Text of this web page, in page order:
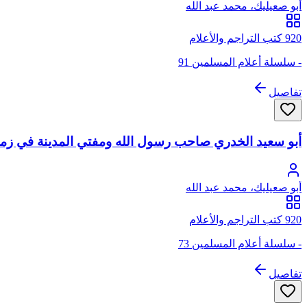
أبو صعيليك، محمد عبد الله
920 كتب التراجم والأعلام
- سلسلة أعلام المسلمين 91
تفاصيل
أبو سعيد الخدري صاحب رسول الله ومفتي المدينة في
أبو صعيليك، محمد عبد الله
920 كتب التراجم والأعلام
- سلسلة أعلام المسلمين 73
تفاصيل